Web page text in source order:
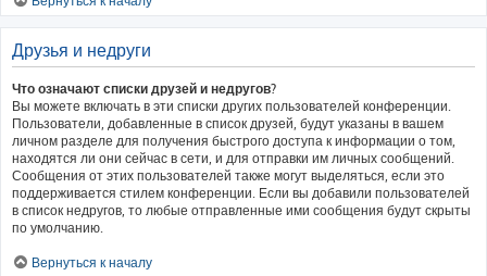
Друзья и недруги
Что означают списки друзей и недругов?
Вы можете включать в эти списки других пользователей конференции.
Пользователи, добавленные в список друзей, будут указаны в вашем
личном разделе для получения быстрого доступа к информации о том,
находятся ли они сейчас в сети, и для отправки им личных сообщений.
Сообщения от этих пользователей также могут выделяться, если это
поддерживается стилем конференции. Если вы добавили пользователей
в список недругов, то любые отправленные ими сообщения будут скрыты
по умолчанию.
Вернуться к началу